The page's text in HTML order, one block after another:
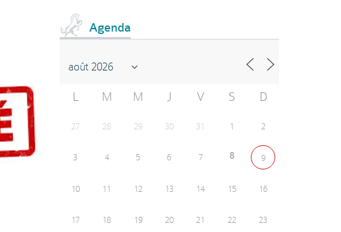
Agenda
L M M J V S D
27 28 29 30 31 1 2
3 4 5 6 7 8 9
10 11 12 13 14 15 16
17 18 19 20 21 22 23